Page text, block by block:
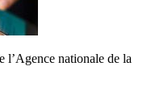
l’Agence nationale de la